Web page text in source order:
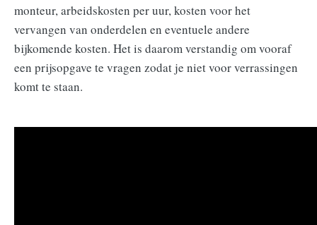
monteur, arbeidskosten per uur, kosten voor het
vervangen van onderdelen en eventuele andere
bijkomende kosten. Het is daarom verstandig om vooraf
een prijsopgave te vragen zodat je niet voor verrassingen
komt te staan.